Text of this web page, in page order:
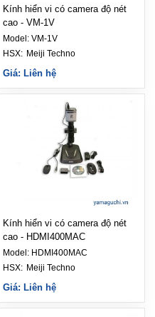
Kính hiển vi có camera độ nét
cao - VM-1V
Model: VM-1V
HSX: Meiji Techno
Giá: Liên hệ
Kính hiển vi có camera độ nét
cao - HDMI400MAC
Model: HDMI400MAC
HSX: Meiji Techno
Giá: Liên hệ